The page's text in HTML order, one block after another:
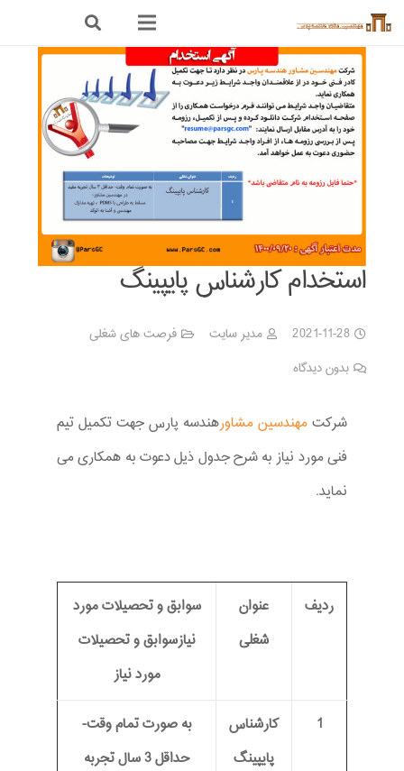
استخدام کارشناس پایپینگ
2021-11-28 مدیر سایت
فرصت های شغلی
بدون دیدگاه
شرکت مهندسین مشاورهندسه پارس جهت تکمیل تیم
فنی مورد نیاز به شرح جدول ذیل دعوت به همکاری می
نماید.
ردیف
عنوان
شغلی
سوابق و تحصیلات مورد
نیازسوابق و تحصیلات
مورد نیاز
1
کارشناس
پایپینگ
به صورت تمام وقت-
حداقل 3 سال تجربه